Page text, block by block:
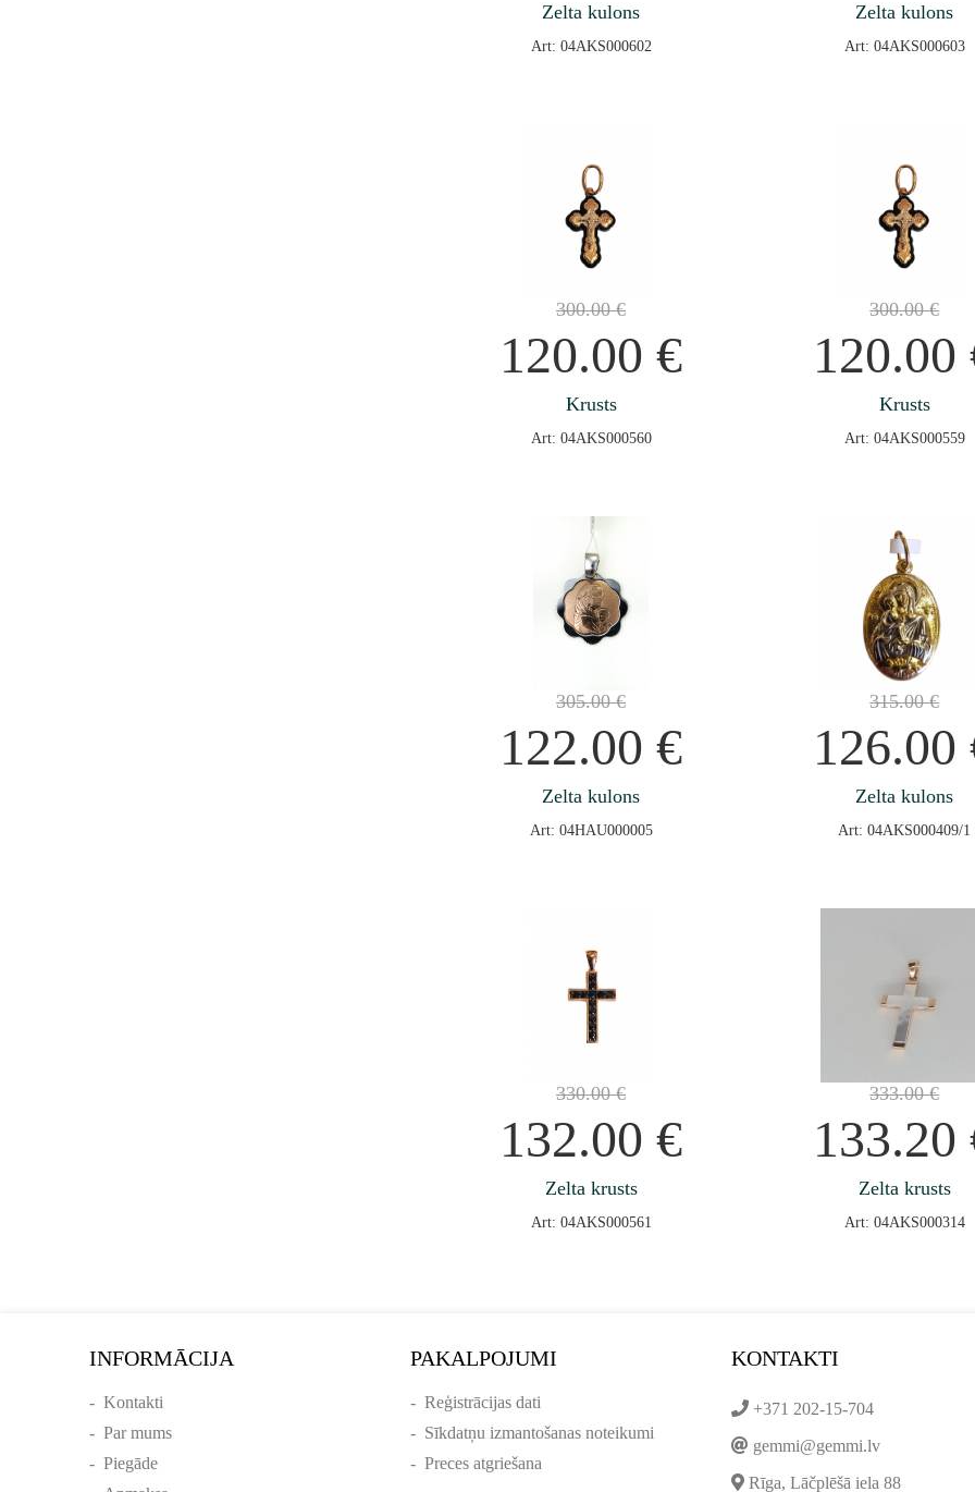
Zelta kulons
Art: 04AKS000602
Zelta kulons
Art: 04AKS000603
300.00€
120.00€
Krusts
Art: 04AKS000560
300.00€
120.00
Krusts
Art: 04AKS000559
305.00€
122.00€
Zelta kulons
Art: 04HAU000005
315.00€
126.00
Zelta kulons
Art: 04AKS000409/1
330.00€
132.00€
Zelta krusts
Art: 04AKS000561
333.00€
133.20
Zelta krusts
Art: 04AKS000314
INFORMĀCIJA
- Kontakti
- Par mums
- Piegāde
PAKALPOJUMI
- Reģistrācijas dati
- Sīkdatņu izmantošanas noteikumi
- Preces atgriešana
KONTAKTI
+371 202-15-704
gemmi@gemmi.lv
Rīga, Lāčplēšā iela 88